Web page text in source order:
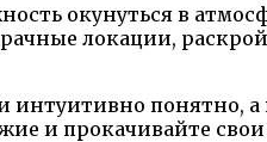
окунуться в
локации,
интуитивно понятно,
и прокачивайте